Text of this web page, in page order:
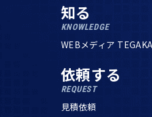
知る
KNOWLEDGE
WEBメディア
依頼する
REQUEST
見積依頼